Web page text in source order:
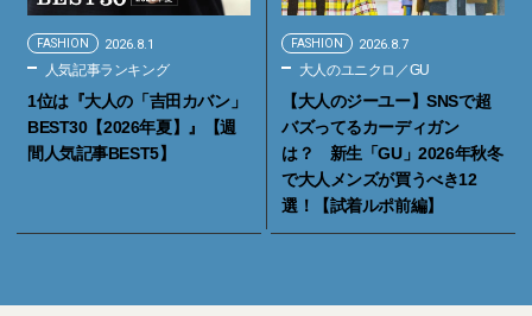
FASHION 2026.8.1
人気記事ランキング
1位は『大人の「吉田カバン」
BEST30【2026年夏】』【週
間人気記事BEST5】
FASHION 2026.8.7
大人のユニクロ／GU
【大人のジーユー】SNSで超
バズってるカーディガン
は？ 新生「GU」2026年秋冬
で大人メンズが買うべき12
選！【試着ルポ前編】